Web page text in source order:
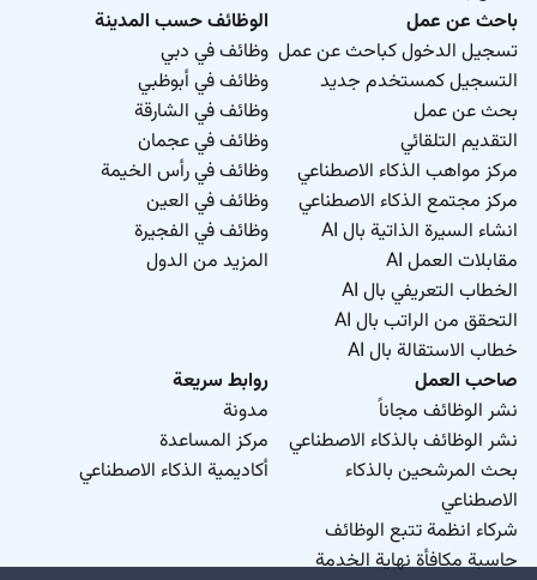
باحث عن عمل
تسجيل الدخول كباحث عن عمل
التسجيل كمستخدم جديد
بحث عن عمل
التقديم التلقائي
مركز مواهب الذكاء الاصطناعي
مركز مجتمع الذكاء الاصطناعي
انشاء السيرة الذاتية بال AI
مقابلات العمل AI
الخطاب التعريفي بال AI
التحقق من الراتب بال AI
خطاب الاستقالة بال AI
الوظائف حسب المدينة
وظائف في دبي
وظائف في أبوظبي
وظائف في الشارقة
وظائف في عجمان
وظائف في رأس الخيمة
وظائف في العين
وظائف في الفجيرة
المزيد من الدول
صاحب العمل
نشر الوظائف مجاناً
نشر الوظائف بالذكاء الاصطناعي
بحث المرشحين بالذكاء
الاصطناعي
شركاء انظمة تتبع الوظائف
حاسبة مكافأة نهاية الخدمة
روابط سريعة
مدونة
مركز المساعدة
أكاديمية الذكاء الاصطناعي